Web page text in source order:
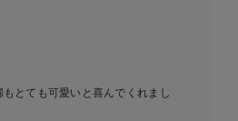
とても可愛いと喜んでくれまし